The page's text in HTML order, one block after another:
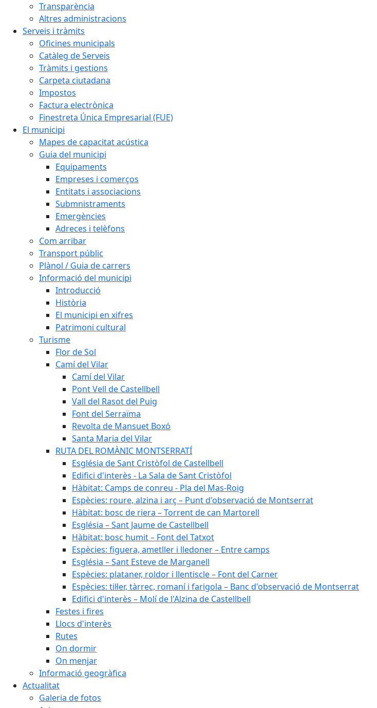
Transparència
Altres administracions
Serveis i tràmits
Oficines municipals
Catàleg de Serveis
Tràmits i gestions
Carpeta ciutadana
Impostos
Factura electrònica
Finestreta Única Empresarial (FUE)
El municipi
Mapes de capacitat acústica
Guia del municipi
Equipaments
Empreses i comerços
Entitats i associacions
Submnistraments
Emergències
Adreces i telèfons
Com arribar
Transport públic
Plànol / Guia de carrers
Informació del municipi
Introducció
Història
El municipi en xifres
Patrimoni cultural
Turisme
Flor de Sol
Camí del Vilar
Camí del Vilar
Pont Vell de Castellbell
Vall del Rasot del Puig
Font del Serraïma
Revolta de Mansuet Boxó
Santa Maria del Vilar
RUTA DEL ROMÀNIC MONTSERRATÍ
Església de Sant Cristòfol de Castellbell
Edifici d'interès - La Sala de Sant Cristòfol
Hàbitat: Camps de conreu - Pla del Mas-Roig
Espècies: roure, alzina i arç – Punt d'observació de Montserrat
Hàbitat: bosc de riera – Torrent de can Martorell
Església – Sant Jaume de Castellbell
Hàbitat: bosc humit – Font del Tatxot
Espècies: figuera, ametller i lledoner – Entre camps
Església – Sant Esteve de Marganell
Espècies: plataner, roldor i llentiscle – Font del Carner
Espècies: til·ler, tàrrec, romaní i farigola – Banc d'observació de Montserrat
Edifici d'interès – Molí de l'Alzina de Castellbell
Festes i fires
Llocs d'interès
Rutes
On dormir
On menjar
Informació geogràfica
Actualitat
Galeria de fotos